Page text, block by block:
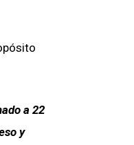
a 22
y